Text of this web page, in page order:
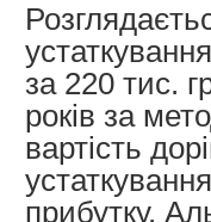
за 220 тис.
років за
вартість
прибутку.